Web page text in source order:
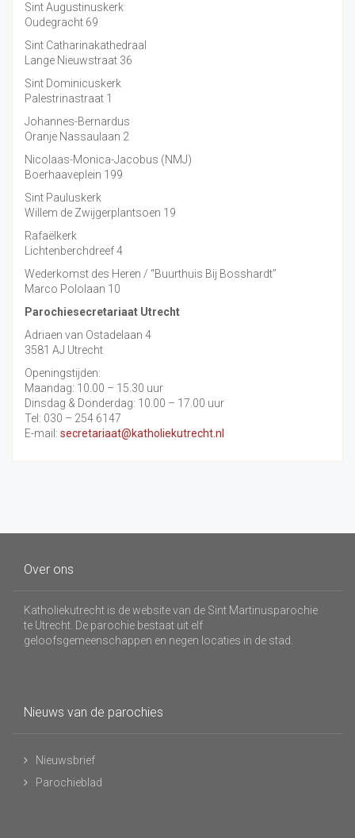
Sint Augustinuskerk
Oudegracht 69
Sint Catharinakathedraal
Lange Nieuwstraat 36
Sint Dominicuskerk
Palestrinastraat 1
Johannes-Bernardus
Oranje Nassaulaan 2
Nicolaas-Monica-Jacobus (NMJ)
Boerhaaveplein 199
Sint Pauluskerk
Willem de Zwijgerplantsoen 19
Rafaëlkerk
Lichtenberchdreef 4
Wederkomst des Heren / “Buurthuis Bij Bosshardt”
Marco Pololaan 10
Parochiesecretariaat Utrecht
Adriaen van Ostadelaan 4
3581 AJ Utrecht
Openingstijden:
Maandag: 10.00 – 15.30 uur
Dinsdag & Donderdag: 10.00 – 17.00 uur
Tel: 030 – 254 6147
E-mail: secretariaat@katholiekutrecht.nl
Over ons
Katholiekutrecht is de website van de Sint Martinusparochie
te Utrecht. De parochie bestaat uit elf
geloofsgemeenschappen en negen locaties in de stad.
Nieuws van de parochies
Nieuwsbrief
Parochieblad